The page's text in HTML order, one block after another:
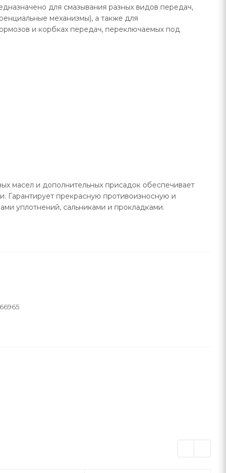
для смазывания разных видов передач,
механизмы), а также для
и корбках передач, переключаемых под
масел и дополнительных присадок обеспечивает
Гарантирует прекрасную противоизносную и
уплотнений, сальниками и прокладками.